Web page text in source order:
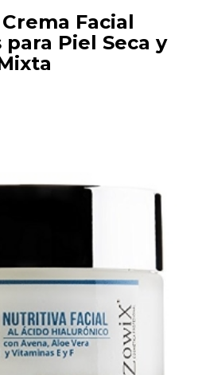
Facial
Piel Seca y